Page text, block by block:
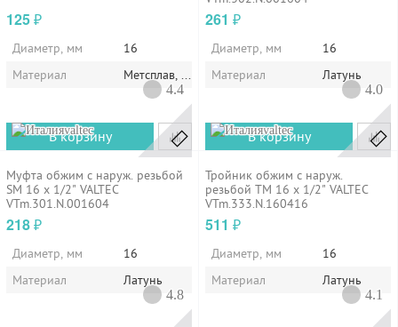
125₽
Диаметр, мм
16
Материал
Метсплав, пластик
В корзину
261 ₽
Диаметр, мм
16
Материал
Латунь
В корзину
valtec
4.4
Муфта обжим с наруж. резьбой
SM 16 x 1/2" VALTEC
VTm.301.N.001604
218₽
Диаметр, мм
16
Материал
Латунь
valtec
4.0
Тройник обжим с наруж.
резьбой TM 16 х 1/2" VALTEC
VTm.333.N.160416
511 ₽
Диаметр, мм
16
Материал
Латунь
4.8 4.1